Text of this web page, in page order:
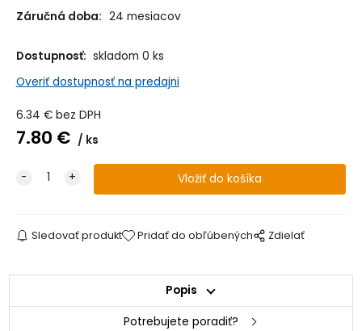
Záručná doba: 24 mesiacov
Dostupnosť: skladom 0 ks
Overiť dostupnosť na predajni
6.34 € bez DPH
7.80 € ks
Sledovať produkt Pridať do obľúbených Zdielať
Popis
Potrebujete poradiť?